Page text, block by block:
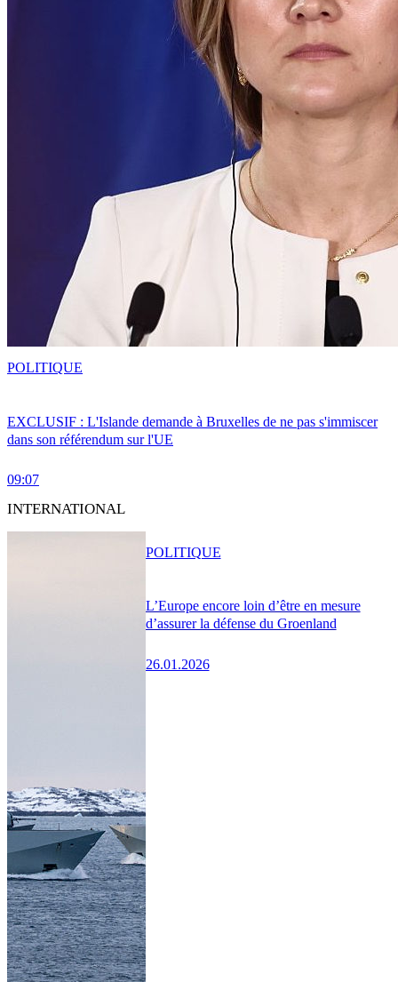
EXCLUSIF : L'Islande demande à Bruxelles de ne pas s'immiscer
dans son référendum sur l'UE
09:07
POLITIQUE
INTERNATIONAL
L’Europe encore loin d’être en mesure
d’assurer la défense du Groenland
26.01.2026
POLITIQUE